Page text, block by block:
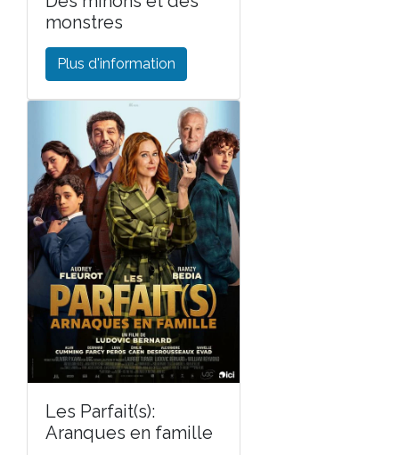
monstres
Plus d'information
Les Parfait(s):
Aranques en famille